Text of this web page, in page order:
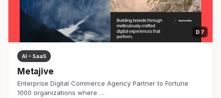
D 7
AI・SaaS
Metajive
Enterprise Digital Commerce Agency Partner to Fortune
1000 organizations where …